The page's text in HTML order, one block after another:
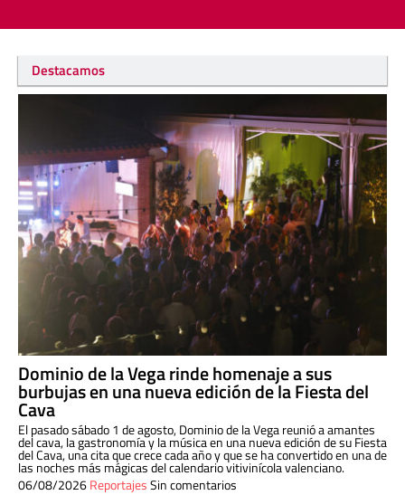
Destacamos
Dominio de la Vega rinde homenaje a sus
burbujas en una nueva edición de la Fiesta del
Cava
El pasado sábado 1 de agosto, Dominio de la Vega reunió a amantes
del cava, la gastronomía y la música en una nueva edición de su Fiesta
del Cava, una cita que crece cada año y que se ha convertido en una de
las noches más mágicas del calendario vitivinícola valenciano.
06/08/2026ReportajesSin comentarios